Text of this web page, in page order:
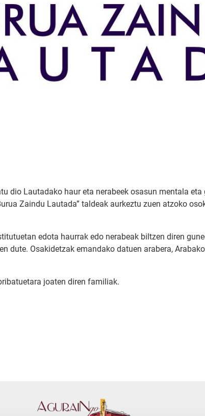
dio Lautadako haur eta nerabeek osasun mentala
Zaindu Lautada” taldeak aurkeztu zuen atzoko
edota haurrak edo nerabeak biltzen diren
dute. Osakidetzak emandako datuen arabera,
joaten diren familiak.